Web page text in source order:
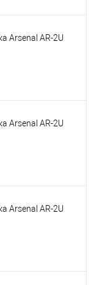
Arsenal AR-2U
Arsenal AR-2U
Arsenal AR-2U